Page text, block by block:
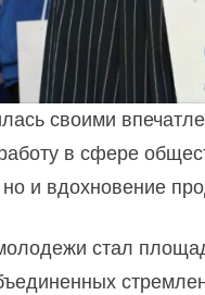
своими
в сфере
и вдохновение
стал